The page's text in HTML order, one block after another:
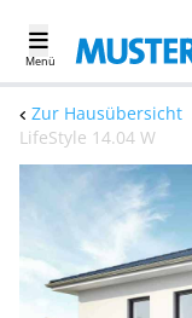
Menü
Zur Hausübersicht
LifeStyle 14.04 W